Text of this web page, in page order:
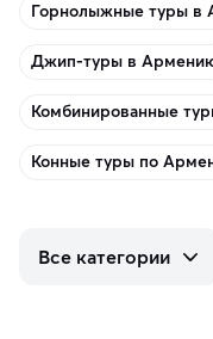
Горнолыжные туры в
Джип-туры в
Комбинированные
Конные туры по
Все категории